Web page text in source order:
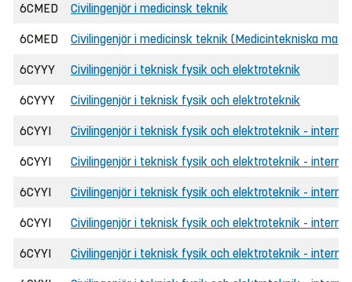
6CMED
Civilingenjör i medicinsk teknik
6CMED Civilingenjör i medicinsk teknik (Medicintekniska
6CYYY Civilingenjör i teknisk fysik och elektroteknik
6CYYY Civilingenjör i teknisk fysik och elektroteknik
6CYYI Civilingenjör i teknisk fysik och elektroteknik -
6CYYI Civilingenjör i teknisk fysik och elektroteknik -
6CYYI Civilingenjör i teknisk fysik och elektroteknik -
6CYYI Civilingenjör i teknisk fysik och elektroteknik -
6CYYI Civilingenjör i teknisk fysik och elektroteknik -